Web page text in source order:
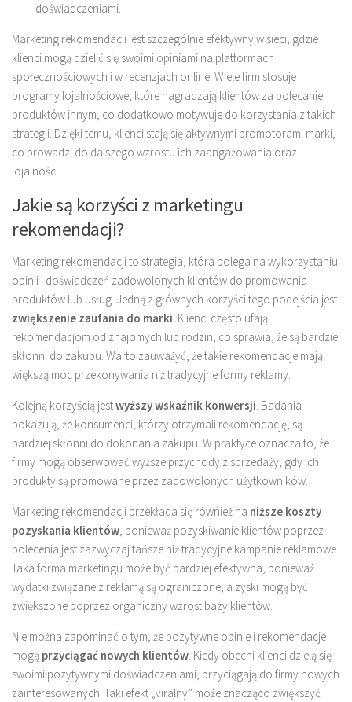
doświadczeniami.
Marketing rekomendacji jest szczególnie efektywny w sieci, gdzie
klienci mogą dzielić się swoimi opiniami na platformach
społecznościowych i w recenzjach online. Wiele firm stosuje
programy lojalnościowe, które nagradzają klientów za polecanie
produktów innym, co dodatkowo motywuje do korzystania z takich
strategii. Dzięki temu, klienci stają się aktywnymi promotorami marki,
co prowadzi do dalszego wzrostu ich zaangażowania oraz
lojalności.
Jakie są korzyści z marketingu
rekomendacji?
Marketing rekomendacji to strategia, która polega na wykorzystaniu
opinii i doświadczeń zadowolonych klientów do promowania
produktów lub usług. Jedną z głównych korzyści tego podejścia jest
zwiększenie zaufania do marki. Klienci często ufają
rekomendacjom od znajomych lub rodzin, co sprawia, że są bardziej
skłonni do zakupu. Warto zauważyć, że takie rekomendacje mają
większą moc przekonywania niż tradycyjne formy reklamy.
Kolejną korzyścią jestwyższy wskaźnik konwersji. Badania
pokazują, że konsumenci, którzy otrzymali rekomendację, są
bardziej skłonni do dokonania zakupu. W praktyce oznacza to, że
firmy mogą obserwować wyższe przychody z sprzedaży, gdy ich
produkty są promowane przez zadowolonych użytkowników.
Marketing rekomendacji przekłada się również na niższe koszty
pozyskania klientów, ponieważ pozyskiwanie klientów poprzez
polecenia jest zazwyczaj tańsze niż tradycyjne kampanie reklamowe.
Taka forma marketingu może być bardziej efektywna, ponieważ
wydatki związane z reklamą są ograniczone, a zyski mogą być
zwiększone poprzez organiczny wzrost bazy klientów.
Nie można zapominać o tym, że pozytywne opinie i rekomendacje
mogą przyciągać nowych klientów. Kiedy obecni klienci dzielą się
swoimi pozytywnymi doświadczeniami, przyciągają do firmy nowych
zainteresowanych. Taki efekt „viralny” może znacząco zwiększyć